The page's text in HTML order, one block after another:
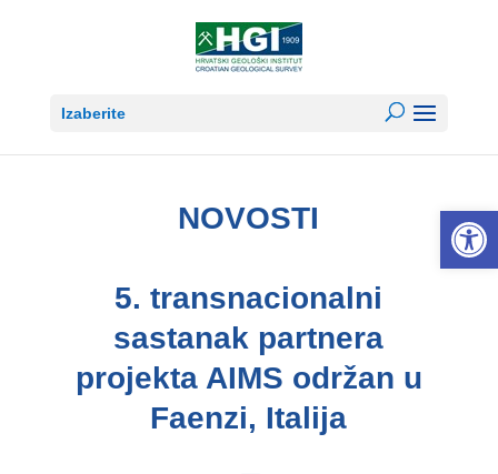
Izaberite
NOVOSTI
5. transnacionalni
sastanak partnera
projekta AIMS održan u
Faenzi, Italija